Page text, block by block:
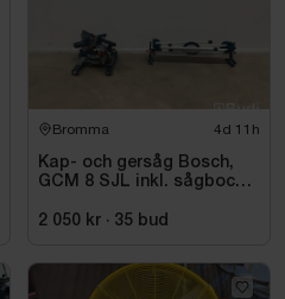
Bromma 4d 11h
Kap- och gersåg Bosch,
GCM 8 SJL inkl. sågbock
2 050 kr · 35 bud